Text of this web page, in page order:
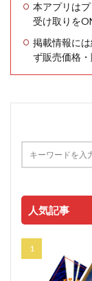
本アプリは
受け取りを
掲載情報に
ず販売価格・
人気記事